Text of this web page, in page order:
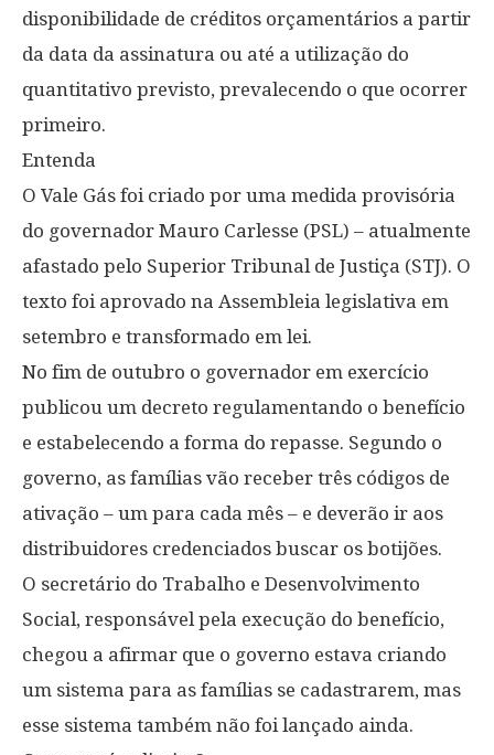
disponibilidade de créditos orçamentários a partir
da data da assinatura ou até a utilização do
quantitativo previsto, prevalecendo o que ocorrer
primeiro.
Entenda
O Vale Gás foi criado por uma medida provisória
do governador Mauro Carlesse (PSL) – atualmente
afastado pelo Superior Tribunal de Justiça (STJ). O
texto foi aprovado na Assembleia legislativa em
setembro e transformado em lei.
No fim de outubro o governador em exercício
publicou um decreto regulamentando o benefício
e estabelecendo a forma do repasse. Segundo o
governo, as famílias vão receber três códigos de
ativação – um para cada mês – e deverão ir aos
distribuidores credenciados buscar os botijões.
O secretário do Trabalho e Desenvolvimento
Social, responsável pela execução do benefício,
chegou a afirmar que o governo estava criando
um sistema para as famílias se cadastrarem, mas
esse sistema também não foi lançado ainda.